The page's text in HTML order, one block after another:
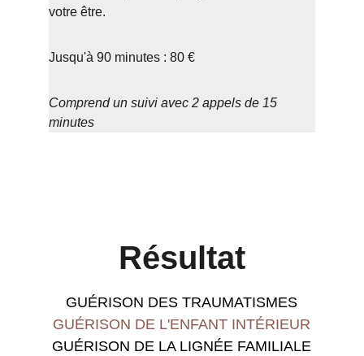
votre être.
Jusqu'à 90 minutes : 80 €
Comprend un suivi avec 2 appels de 15
minutes
Résultat
GUÉRISON DES TRAUMATISMES
GUÉRISON DE L'ENFANT INTÉRIEUR
GUÉRISON DE LA LIGNÉE FAMILIALE